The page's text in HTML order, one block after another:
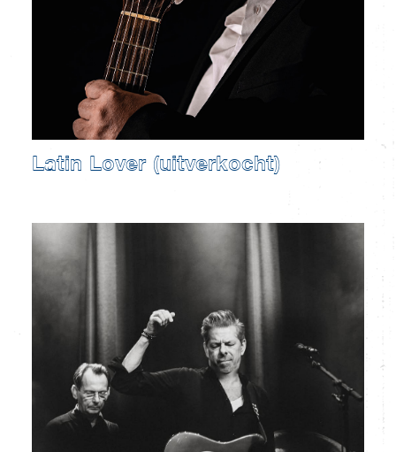
Latin Lover (uitverkocht)